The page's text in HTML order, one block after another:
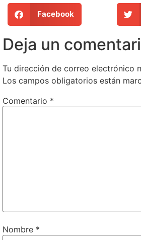
Facebook
Deja un
Tu dirección de correo electrónico
Los campos obligatorios están
Comentario *
Nombre *